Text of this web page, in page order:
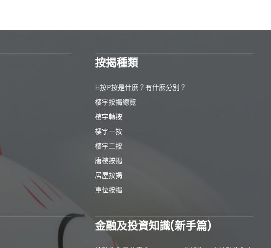
按揭種類
H按P按是什麼？有什麼分別？
樓宇按揭總覽
樓宇轉按
樓宇一按
樓宇二按
唐樓按揭
居屋按揭
車位按揭
金融及投資知識(新手篇)